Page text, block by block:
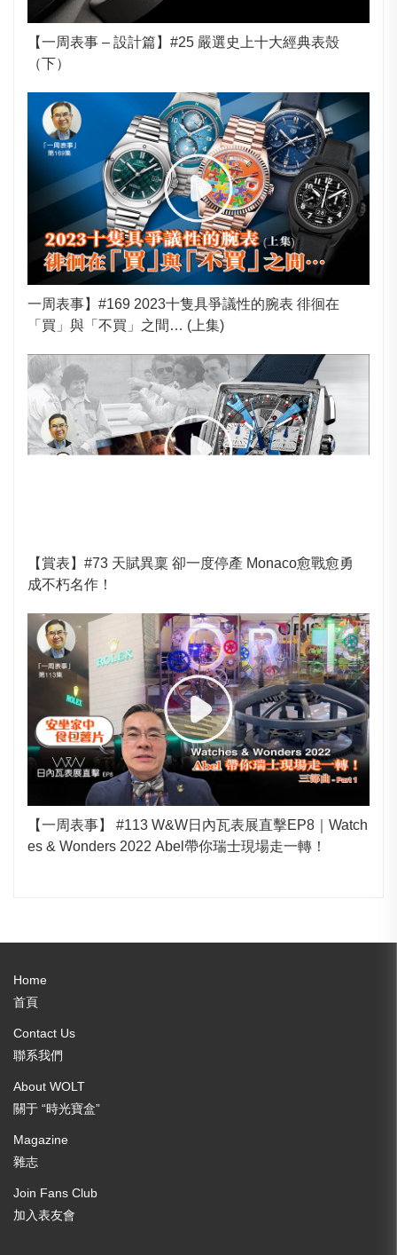
【一周表事 – 設計篇】#25 嚴選史上十大經典表殼
（下）
一周表事】#169 2023十隻具爭議性的腕表 徘徊在
「買」與「不買」之間… (上集)
【賞表】#73 天賦異稟 卻一度停產 Monaco愈戰愈勇
成不朽名作！
【一周表事】 #113 W&W日內瓦表展直擊EP8｜Watch
es & Wonders 2022 Abel帶你瑞士現場走一轉！
Home
首頁
Contact Us
聯系我們
About WOLT
關于 “時光寶盒”
Magazine
雜志
Join Fans Club
加入表友會